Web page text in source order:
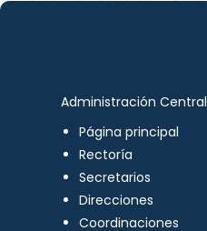
Administración Central
Página principal
Rectoría
Secretarios
Direcciones
Coordinaciones